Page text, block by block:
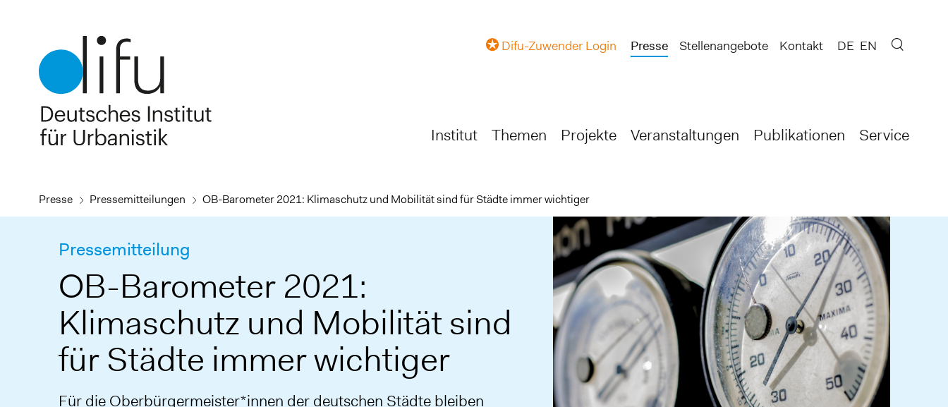
Institut Themen Projekte Veranstaltungen Publikationen Service
Difu-Zuwender Login Presse Stellenangebote Kontakt DE EN
Presse Pressemitteilungen OB-Barometer 2021: Klimaschutz und Mobilität sind für Städte immer wichtiger
Pressemitteilung
OB-Barometer 2021:
Klimaschutz und Mobilität sind
für Städte immer wichtiger
Für die Oberbürgermeister*innen der deutschen Städte bleiben